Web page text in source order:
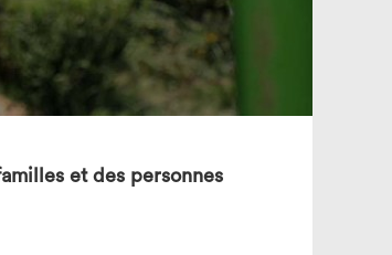
search
et des personnes